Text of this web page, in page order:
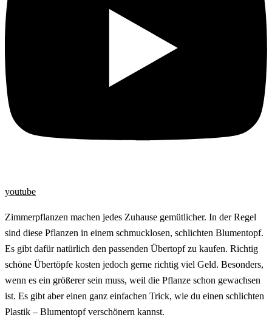
youtube
Zimmerpflanzen machen jedes Zuhause gemütlicher. In der Regel
sind diese Pflanzen in einem schmucklosen, schlichten Blumentopf.
Es gibt dafür natürlich den passenden Übertopf zu kaufen. Richtig
schöne Übertöpfe kosten jedoch gerne richtig viel Geld. Besonders,
wenn es ein größerer sein muss, weil die Pflanze schon gewachsen
ist. Es gibt aber einen ganz einfachen Trick, wie du einen schlichten
Plastik – Blumentopf verschönern kannst.